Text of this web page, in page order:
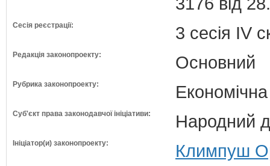
Сесія реєстрації: 3 сесія IV
Редакція законопроекту: Основний
Рубрика законопроекту:
Суб'єкт права законодавчої ініціативи: Народний
Ініціатор(и) законопроекту:
Климпуш